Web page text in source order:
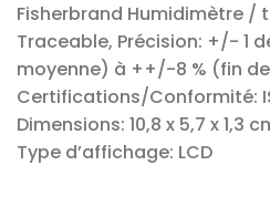
Fisherbrand Humidimètre
Traceable, Précision: +/- 1
moyenne) à ++/-8 % (fin
Certifications/Conformité:
Dimensions: 10,8 x 5,7 x 1,3
Type d’affichage: LCD